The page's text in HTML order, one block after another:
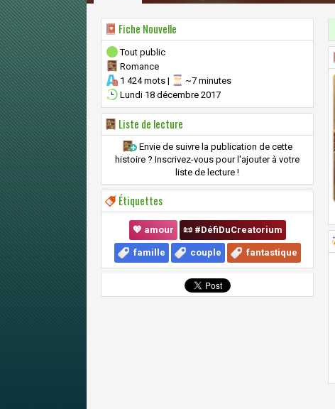
Fiche Nouvelle
Tout public
Romance
1 424 mots |
~7 minutes
Lundi 18 décembre 2017
Liste de lecture
Envie de suivre la publication de cette
histoire ? Inscrivez-vous pour l'ajouter à votre
liste de lecture !
Étiquettes
💖 amour 📜 #DéfiDuCreatorium
famille couple fantastique